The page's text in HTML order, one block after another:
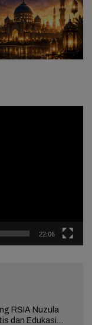
22:06
RSIA Nuzula
dan Edukasi